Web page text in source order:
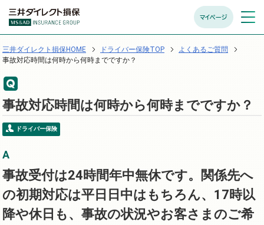
マイページ メニュ
開く
三井ダイレクト損保HOME ドライバー保険TOP
よくあるご質問
事故対応時間は何時から何時までですか？
事故対応時間は何時から何時までですか？
ドライバー保険
事故受付は24時間年中無休です。関係先へ
の初期対応は平日日中はもちろん、17時以
降や休日も、事故の状況やお客さまのご希